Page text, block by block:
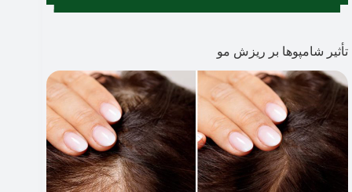
تأثیر شامپوها بر ریزش مو